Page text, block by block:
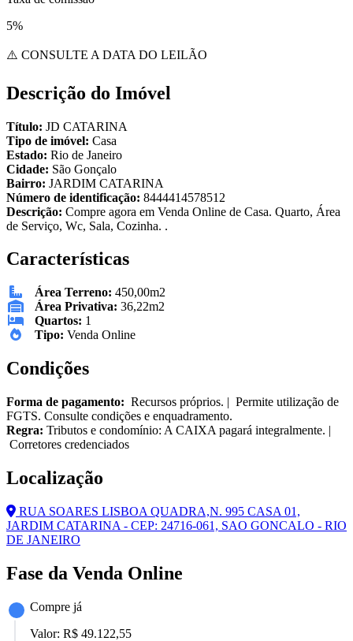
5%
⚠️ CONSULTE A DATA DO LEILÃO
Descrição do Imóvel
Título: JD CATARINA
Tipo de imóvel: Casa
Estado: Rio de Janeiro
Cidade: São Gonçalo
Bairro: JARDIM CATARINA
Número de identificação: 8444414578512
Descrição: Compre agora em Venda Online de Casa. Quarto, Área
de Serviço, Wc, Sala, Cozinha. .
Características
Área Terreno: 450,00m2
Área Privativa: 36,22m2
Quartos: 1
Tipo: Venda Online
Condições
Forma de pagamento: Recursos próprios. | Permite utilização de
FGTS. Consulte condições e enquadramento.
Regra: Tributos e condomínio: A CAIXA pagará integralmente. |
Corretores credenciados
Localização
RUA SOARES LISBOA QUADRA,N. 995 CASA 01,
JARDIM CATARINA - CEP: 24716-061, SAO GONCALO - RIO
DE JANEIRO
Fase da Venda Online
Compre já
Valor: R$ 49.122,55